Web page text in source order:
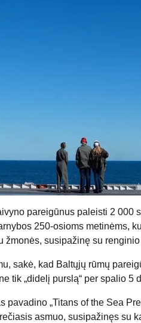
pareigūnus paleisti 2 000
250-osioms metinėms,
žmonės, susipažinę su
sakė, kad Baltųjų rūmų
tik „didelį purslą“ per spalio 5
pavadino „Titans of the Sea
asmuo, susipažinęs su